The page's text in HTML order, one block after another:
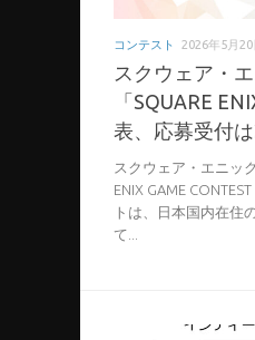
コンテスト 2026年5月20
スクウェア・
「SQUARE
表、応募受付
スクウェア・エニッ
ENIX GAME
トは、日本国内在住
て...